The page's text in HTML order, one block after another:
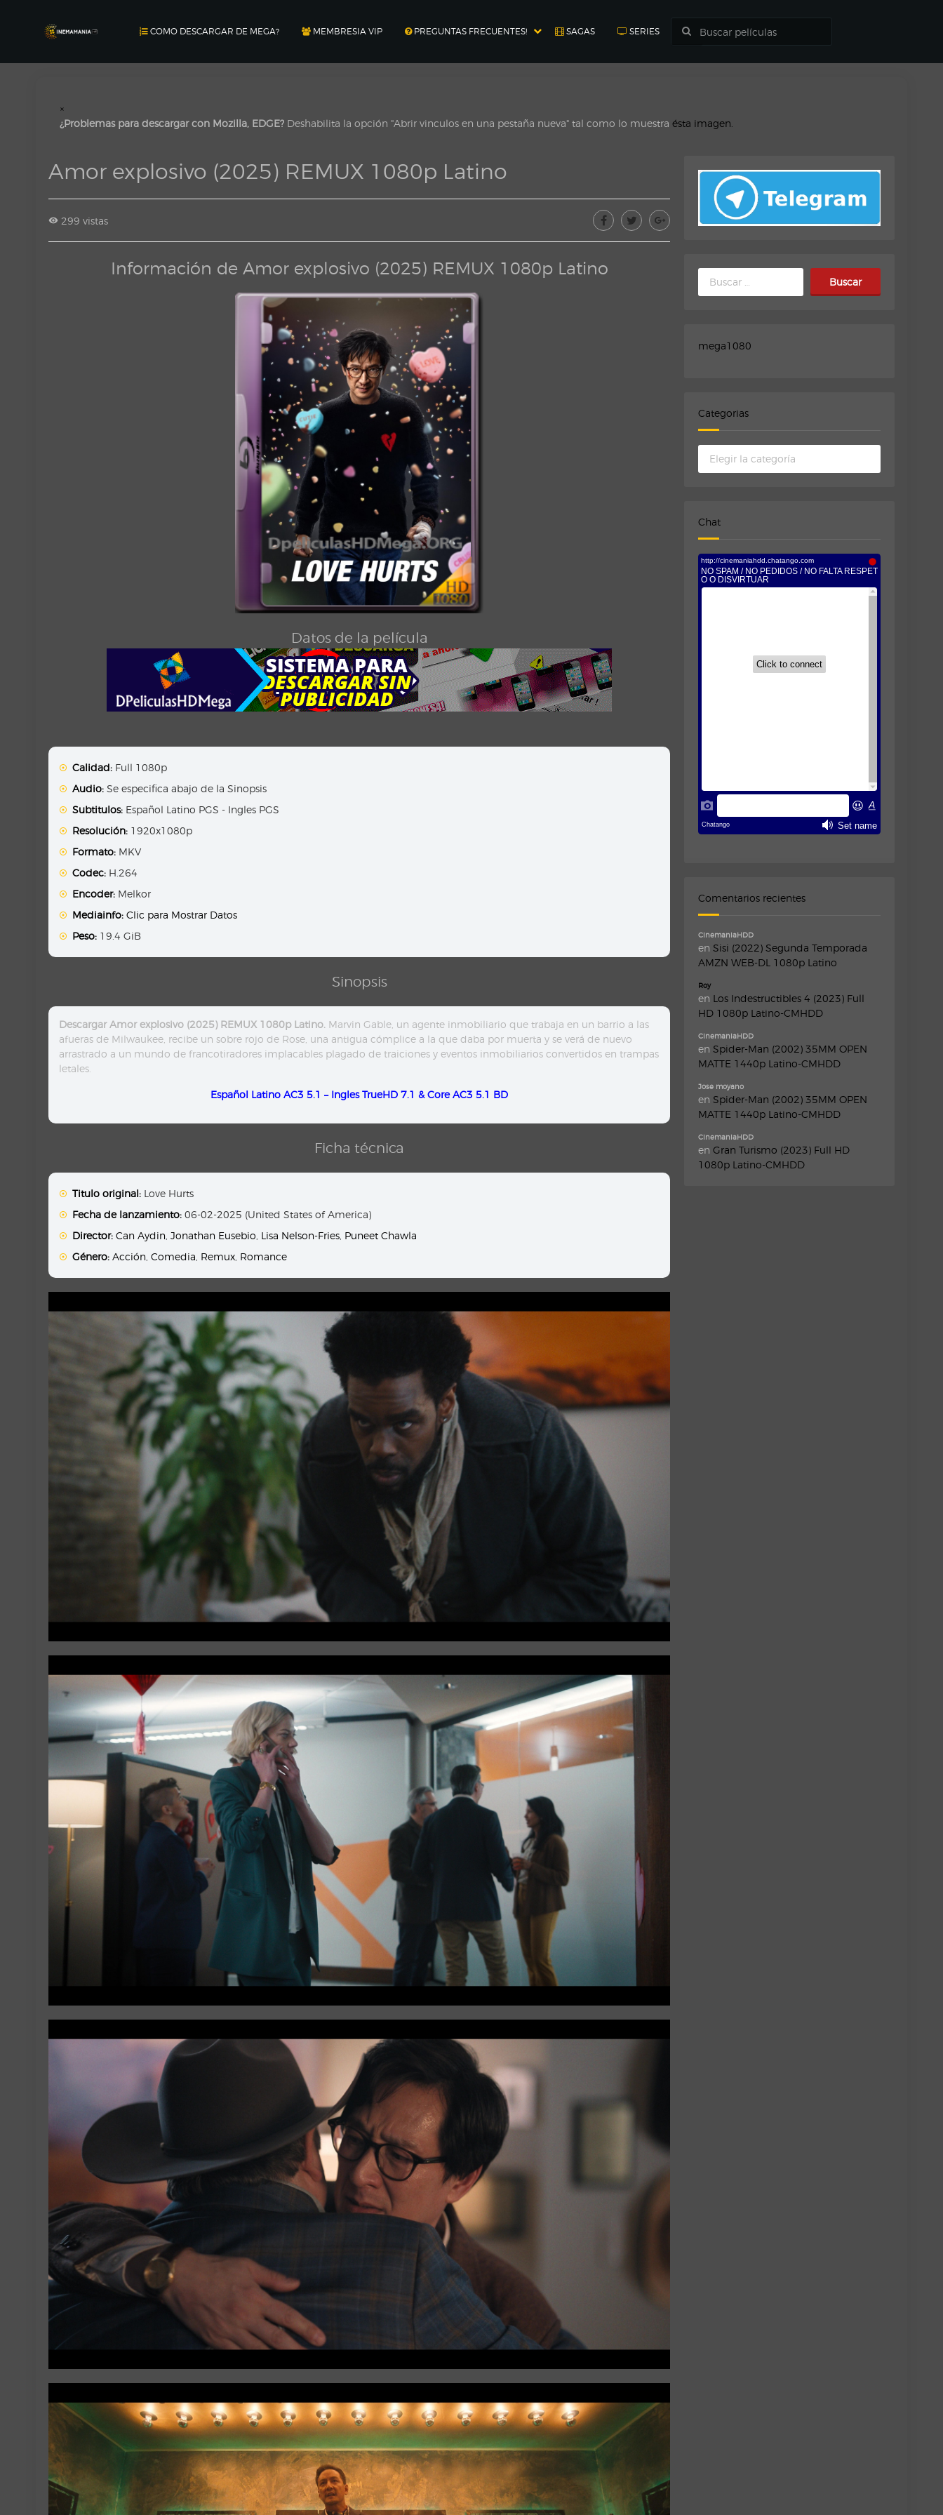
COMO DESCARGAR DE MEGA? MEMBRESIA VIP PREGUNTAS FRECUENTES! SAGAS SERIES
×
¿Problemas para descargar con Mozilla, EDGE? Deshabilita la opción "Abrir vinculos en una pestaña nueva" tal como lo muestra ésta imagen.
Amor explosivo (2025) REMUX 1080p Latino
299 vistas
Información de Amor explosivo (2025) REMUX 1080p Latino
Datos de la película
Calidad: Full 1080p
Audio: Se especifica abajo de la Sinopsis
Subtitulos: Español Latino PGS - Ingles PGS
Resolución: 1920x1080p
Formato: MKV
Codec: H.264
Encoder: Melkor
Mediainfo: Clic para Mostrar Datos
Peso: 19.4 GiB
Sinopsis
Descargar Amor explosivo (2025) REMUX 1080p Latino. Marvin Gable, un agente inmobiliario que trabaja en un barrio a las
afueras de Milwaukee, recibe un sobre rojo de Rose, una antigua cómplice a la que daba por muerta y se verá de nuevo
arrastrado a un mundo de francotiradores implacables plagado de traiciones y eventos inmobiliarios convertidos en trampas
letales.
Español Latino AC3 5.1 – Ingles TrueHD 7.1 & Core AC3 5.1 BD
Ficha técnica
Titulo original: Love Hurts
Fecha de lanzamiento: 06-02-2025 (United States of America)
Director: Can Aydin ,Jonathan Eusebio Lisa Nelson-Fries Puneet Chawla
Género: Acción ,Comedia Remux Romance
Buscar:
mega1080
Categorias
Categorias
Chat
Comentarios recientes
CinemaniaHDD
en Sisi (2022) Segunda Temporada
AMZN WEB-DL 1080p Latino
Roy
en Los Indestructibles 4 (2023) Full
HD 1080p Latino-CMHDD
CinemaniaHDD
en Spider-Man (2002) 35MM OPEN
MATTE 1440p Latino-CMHDD
Jose moyano
en Spider-Man (2002) 35MM OPEN
MATTE 1440p Latino-CMHDD
CinemaniaHDD
en Gran Turismo (2023) Full HD
1080p Latino-CMHDD